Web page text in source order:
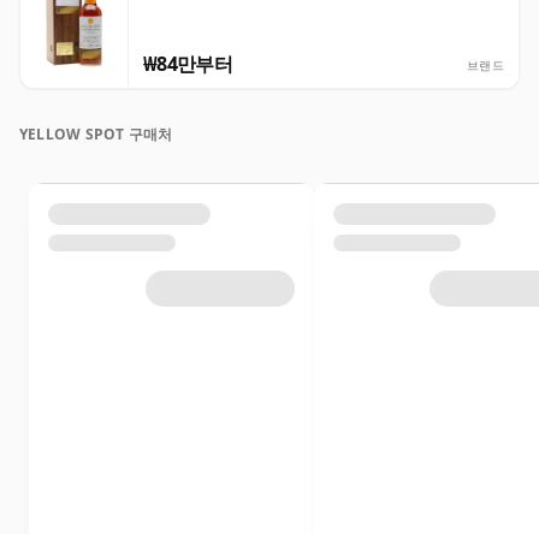
₩84만부터 브랜드
YELLOW SPOT 구매처